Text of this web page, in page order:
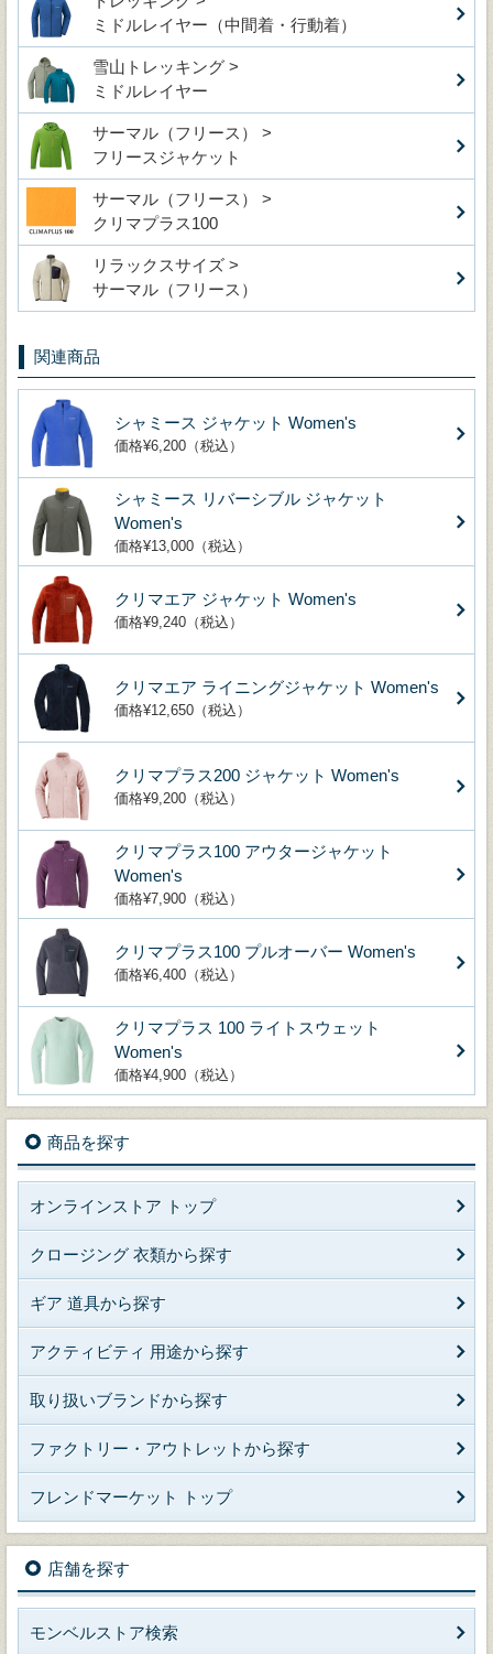
ミドルレイヤー（中間着・行動着）
雪山トレッキング >
ミドルレイヤー
サーマル（フリース） >
フリースジャケット
サーマル（フリース） >
クリマプラス100
リラックスサイズ >
サーマル（フリース）
関連商品
シャミース ジャケット Women's
価格¥6,200（税込）
シャミース リバーシブル ジャケット
Women's
価格¥13,000（税込）
クリマエア ジャケット Women's
価格¥9,240（税込）
クリマエア ライニングジャケット Women's
価格¥12,650（税込）
クリマプラス200 ジャケット Women's
価格¥9,200（税込）
クリマプラス100 アウタージャケット
Women's
価格¥7,900（税込）
クリマプラス100 プルオーバー Women's
価格¥6,400（税込）
クリマプラス 100 ライトスウェット
Women's
価格¥4,900（税込）
商品を探す
オンラインストア トップ
クロージング 衣類から探す
ギア 道具から探す
アクティビティ 用途から探す
取り扱いブランドから探す
ファクトリー・アウトレットから探す
フレンドマーケット トップ
店舗を探す
モンベルストア検索